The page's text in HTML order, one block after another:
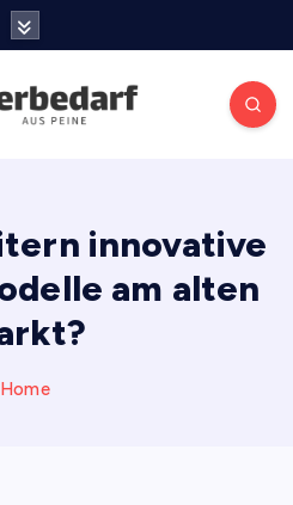
innovative
am alten
Home